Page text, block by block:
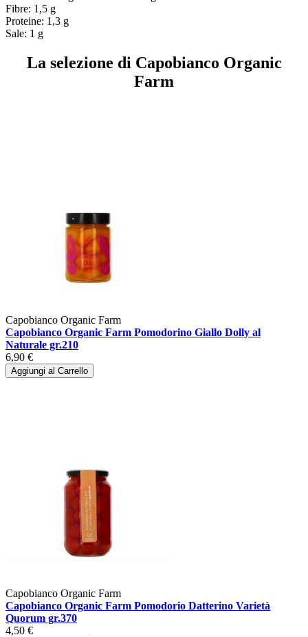
Fibre: 1,5 g
Proteine: 1,3 g
Sale: 1 g
La selezione di Capobianco Organic
Farm
Capobianco Organic Farm
Capobianco Organic Farm Pomodorino Giallo Dolly al
Naturale gr.210
6,90 €
Aggiungi al Carrello
Capobianco Organic Farm
Capobianco Organic Farm Pomodorio Datterino Varietà
Quorum gr.370
4,50 €